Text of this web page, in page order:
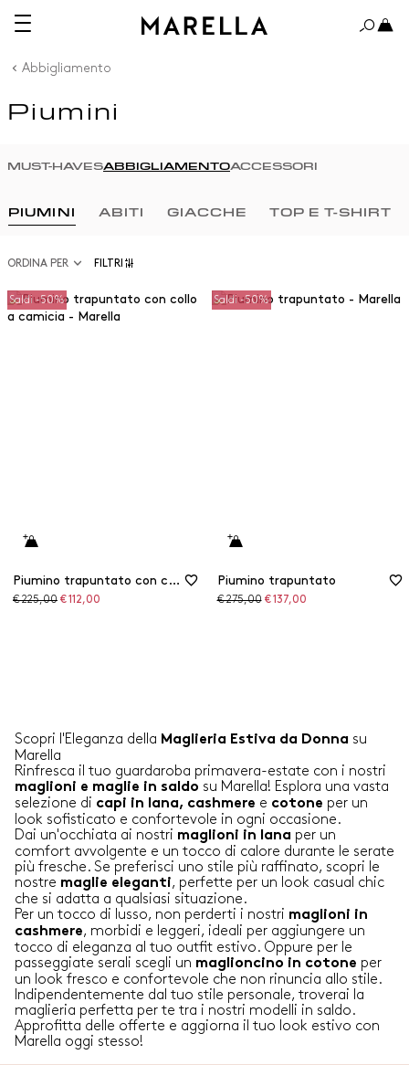
Abbigliamento
Piumini
MUST-HAVESABBIGLIAMENTOACCESSORI
PIUMINI ABITI GIACCHE TOP E T-SHIRT
ORDINA PER FILTRI
Saldi -50%
Piumino trapuntato con collo a camicia
Prezzo
€ 225,00 Prezzo
€ 112,00
Saldi -50%
Piumino trapuntato
Prezzo
€ 275,00 Prezzo
€ 137,00
Scopri l'Eleganza della Maglieria Estiva da Donna su
Marella
Rinfresca il tuo guardaroba primavera-estate con i nostri
maglioni e maglie in saldo su Marella! Esplora una vasta
selezione di capi in lana, cashmere e cotone per un
look sofisticato e confortevole in ogni occasione.
Dai un'occhiata ai nostri maglioni in lana per un
comfort avvolgente e un tocco di calore durante le serate
più fresche. Se preferisci uno stile più raffinato, scopri le
nostre maglie eleganti, perfette per un look casual chic
che si adatta a qualsiasi situazione.
Per un tocco di lusso, non perderti i nostri maglioni in
cashmere, morbidi e leggeri, ideali per aggiungere un
tocco di eleganza al tuo outfit estivo. Oppure per le
passeggiate serali scegli un maglioncino in cotone per
un look fresco e confortevole che non rinuncia allo stile.
Indipendentemente dal tuo stile personale, troverai la
maglieria perfetta per te tra i nostri modelli in saldo.
Approfitta delle offerte e aggiorna il tuo look estivo con
Marella oggi stesso!